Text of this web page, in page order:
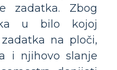
zadatka. Zbog
u bilo kojoj
na ploči,
i njihovo slanje